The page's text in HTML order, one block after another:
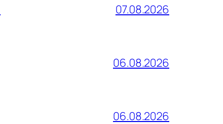
07.08.2026
06.08.2026
06.08.2026